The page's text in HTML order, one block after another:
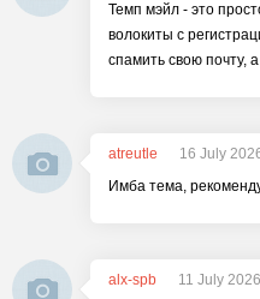
Темп мэйл - это
волокиты с
спамить свою почту,
atreutle
16 July
Имба тема,
alx-spb
11 July